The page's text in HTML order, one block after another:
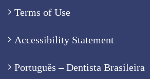
Terms of Use
Accessibility Statement
Português – Dentista Brasileira